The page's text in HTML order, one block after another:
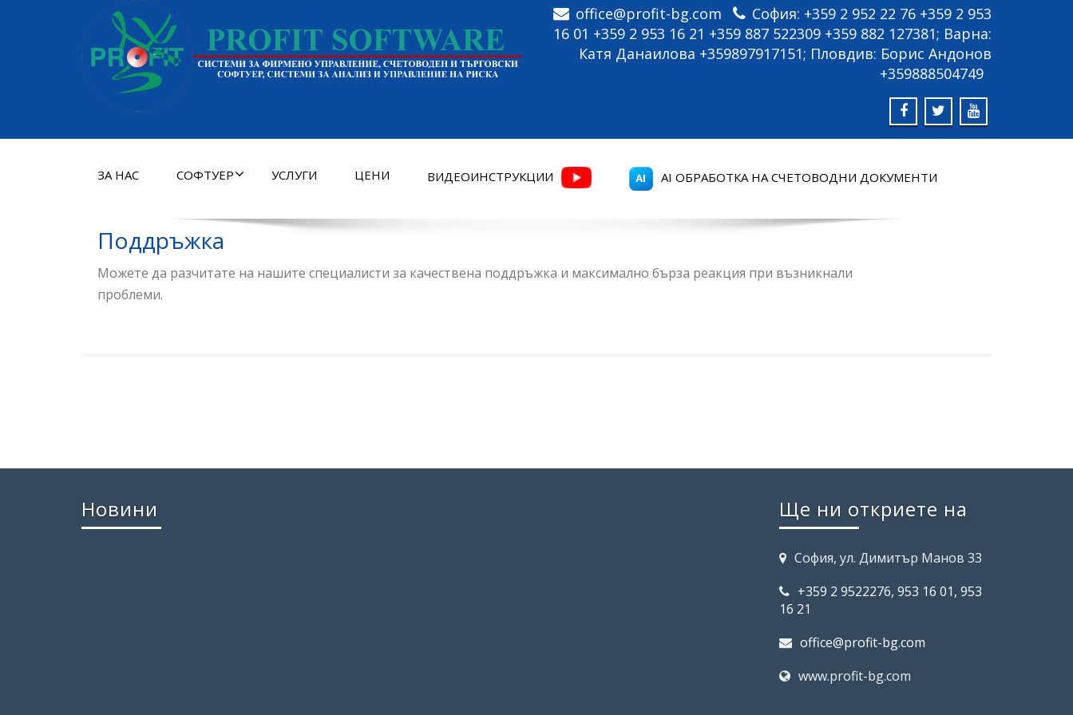
office@profit-bg.com
София: +359 2 952 22 76 +359 2 953
16 01 +359 2 953 16 21 +359 887 522309 +359 882 127381; Варна:
Катя Данаилова +359897917151; Пловдив: Борис Андонов
+359888504749
ЗА НАС СОФТУЕР УСЛУГИ ЦЕНИ ВИДЕОИНСТРУКЦИИ AI ОБРАБОТКА НА СЧЕТОВОДНИ ДОКУМЕНТИ
Поддръжка
Можете да разчитате на нашите специалисти за качествена поддръжка и максимално бърза реакция при възникнали
проблеми.
Новини Ще ни откриете на
София, ул. Димитър Манов 33
+359 2 9522276, 953 16 01, 953
16 21
office@profit-bg.com
www.profit-bg.com